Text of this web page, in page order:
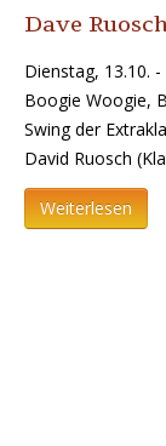
Dave
Dienstag, 13.10.
Boogie Woogie,
Swing der
David Ruosch
Weiterlesen